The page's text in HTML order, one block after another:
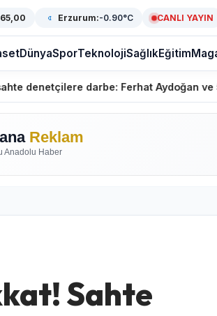
Erzurum:-0.90°C CANLI YAYIN
DünyaSporTeknolojiSağlıkEğitim
darbe: Ferhat Aydoğan ve 5
Reklam
Anadolu Haber
Sahte